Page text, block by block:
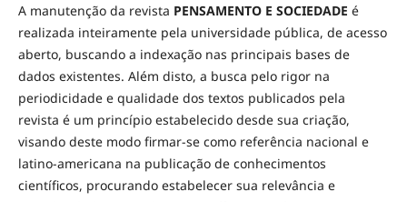
A manutenção da revista PENSAMENTO E SOCIEDADE é
realizada inteiramente pela universidade pública, de acesso
aberto, buscando a indexação nas principais bases de
dados existentes. Além disto, a busca pelo rigor na
periodicidade e qualidade dos textos publicados pela
revista é um princípio estabelecido desde sua criação,
visando deste modo firmar-se como referência nacional e
latino-americana na publicação de conhecimentos
científicos, procurando estabelecer sua relevância e